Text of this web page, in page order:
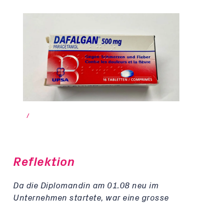
/
Reflektion
Da die Diplomandin am 01.08 neu im
Unternehmen startete, war eine grosse